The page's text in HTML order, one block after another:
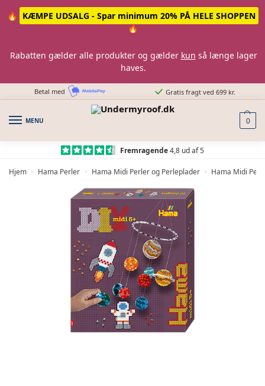
🔥
KÆMPE UDSALG - Spar minimum 20% PÅ HELE SHOPPEN
🔥
Rabatten gælder alle produkter og gælder kun så længe lager
haves.
Betal med Gratis fragt ved 699 kr.
MENU 0
Fremragende4,8 ud af 5
Hjem » Hama Perler » Hama Midi Perler og Perleplader » Hama Midi